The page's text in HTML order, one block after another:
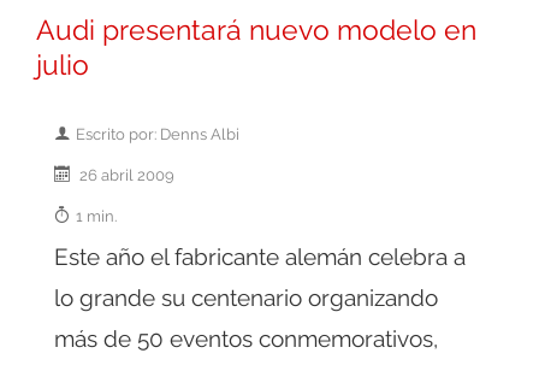
Audi presentará nuevo modelo en
julio
Escrito por: Denns Albi
26 abril 2009
1 min.
Este año el fabricante alemán celebra a
lo grande su centenario organizando
más de 50 eventos conmemorativos,